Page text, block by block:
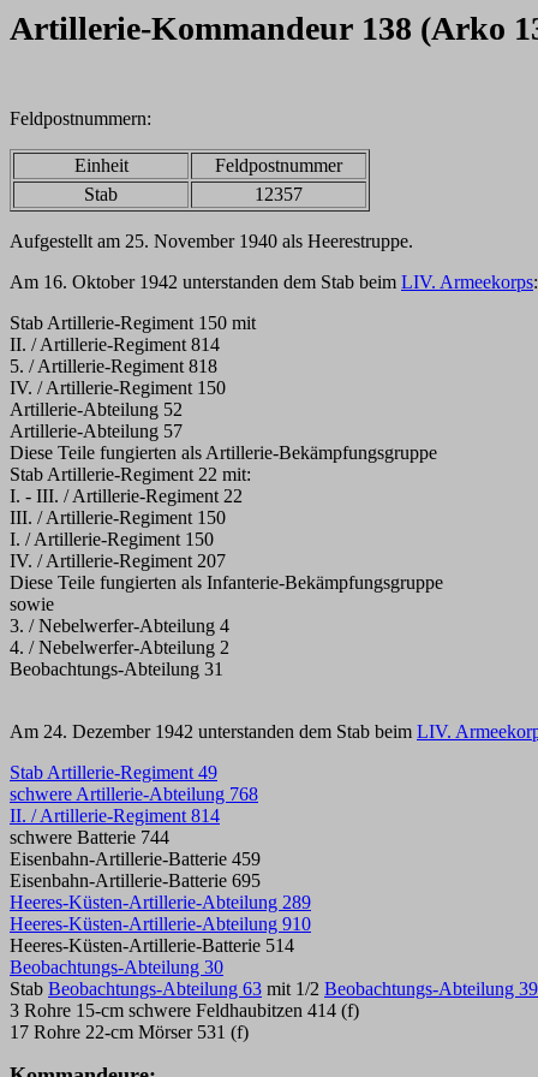
Artillerie-Kommandeur 138 (Arko
Feldpostnummern:
Einheit
Feldpostnummer
Stab
12357
Aufgestellt am 25. November 1940 als Heerestruppe.
Am 16. Oktober 1942 unterstanden dem Stab beim LIV. Armeekorps:
Stab Artillerie-Regiment 150 mit
II. / Artillerie-Regiment 814
5. / Artillerie-Regiment 818
IV. / Artillerie-Regiment 150
Artillerie-Abteilung 52
Artillerie-Abteilung 57
Diese Teile fungierten als Artillerie-Bekämpfungsgruppe
Stab Artillerie-Regiment 22 mit:
I. - III. / Artillerie-Regiment 22
III. / Artillerie-Regiment 150
I. / Artillerie-Regiment 150
IV. / Artillerie-Regiment 207
Diese Teile fungierten als Infanterie-Bekämpfungsgruppe
sowie
3. / Nebelwerfer-Abteilung 4
4. / Nebelwerfer-Abteilung 2
Beobachtungs-Abteilung 31
Am 24. Dezember 1942 unterstanden dem Stab beim LIV.
Stab Artillerie-Regiment 49
schwere Artillerie-Abteilung 768
II. / Artillerie-Regiment 814
schwere Batterie 744
Eisenbahn-Artillerie-Batterie 459
Eisenbahn-Artillerie-Batterie 695
Heeres-Küsten-Artillerie-Abteilung 289
Heeres-Küsten-Artillerie-Abteilung 910
Heeres-Küsten-Artillerie-Batterie 514
Beobachtungs-Abteilung 30
Stab Beobachtungs-Abteilung 63 mit 1/2 Beobachtungs-Abteilung 39
3 Rohre 15-cm schwere Feldhaubitzen 414 (f)
17 Rohre 22-cm Mörser 531 (f)